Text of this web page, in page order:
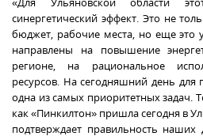
синергетический эффект. Это не
бюджет, рабочие места, но еще это
направлены на повышение
регионе, на рациональное
ресурсов. На сегодняшний день для
одна из самых приоритетных задач.
как «Пинкилтон» пришла сегодня в
подтверждает правильность